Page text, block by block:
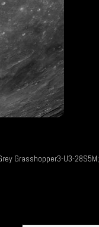
Grasshopper3-U3-28S5M;